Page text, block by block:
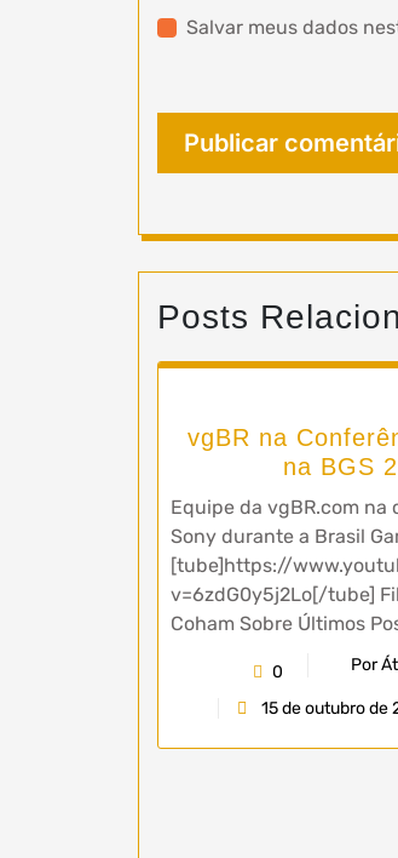
Salvar meus dados
Posts
vgBR na
na BGS
Equipe da vgBR.com na
Sony durante a Brasil
[tube]https://
v=6zdG0y5j2Lo[/tube]
Coham Sobre Últimos
0 Por
15 de outubro de